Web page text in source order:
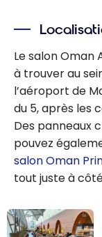
Le salon Oman
à trouver au
l’aéroport de
du 5, après les
Des panneaux
pouvez
salon Oman
tout juste à